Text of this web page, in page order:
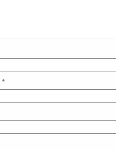
*